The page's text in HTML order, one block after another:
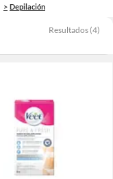
Depilación
Resultados (4)